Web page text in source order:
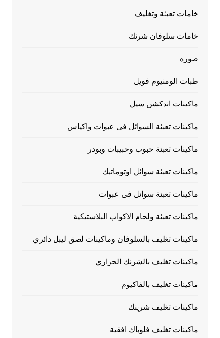
خامات تعبئة وتغليف
خامات سلوفان شرنك
صوره
طبات الومنيوم فويل
ماكينات اندكشن سيل
ماكينات تعبئة السوائل فى عبوات واكياس
ماكينات تعبئة حبوب وحبيبات وبودر
ماكينات تعبئة سوائل اوتوماتيك
ماكينات تعبئة سوائل فى عبوات
ماكينات تعبئة ولحام الاكواب البلاستيكية
ماكينات تغليف بالسلوفان وماكينات لصق ليبل دائري
ماكينات تغليف بالشرنك الحراري
ماكينات تغليف بالفاكيوم
ماكينات تغليف شرينك
ماكينات تغليف فلوباك افقية